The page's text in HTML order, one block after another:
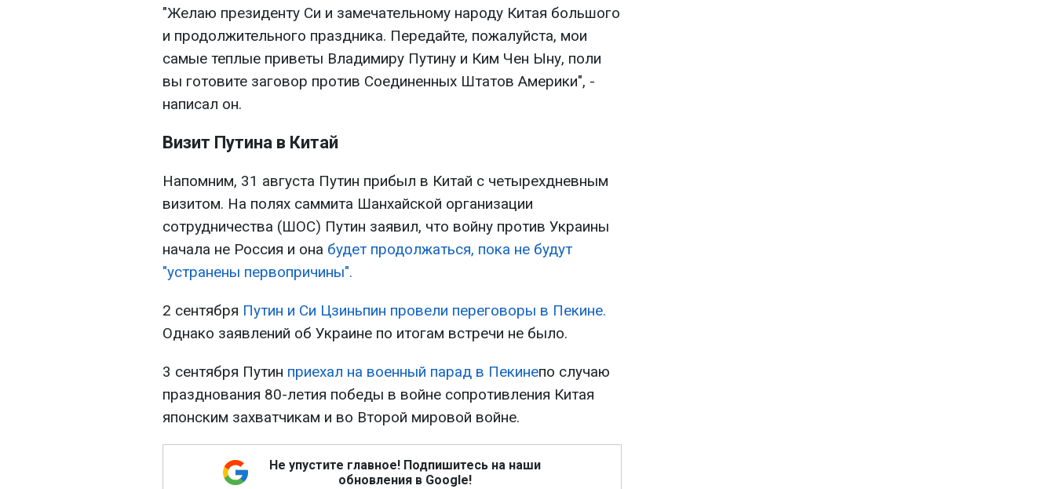
"Желаю президенту Си и замечательному народу Китая большого
и продолжительного праздника. Передайте, пожалуйста, мои
самые теплые приветы Владимиру Путину и Ким Чен Ыну, поли
вы готовите заговор против Соединенных Штатов Америки", -
написал он.
Визит Путина в Китай
Напомним, 31 августа Путин прибыл в Китай с четырехдневным
визитом. На полях саммита Шанхайской организации
сотрудничества (ШОС) Путин заявил, что войну против Украины
начала не Россия и она будет продолжаться, пока не будут
"устранены первопричины".
2 сентября Путин и Си Цзиньпин провели переговоры в Пекине.
Однако заявлений об Украине по итогам встречи не было.
3 сентября Путин приехал на военный парад в Пекинепо случаю
празднования 80-летия победы в войне сопротивления Китая
японским захватчикам и во Второй мировой войне.
Не упустите главное! Подпишитесь на наши
обновления в Google!